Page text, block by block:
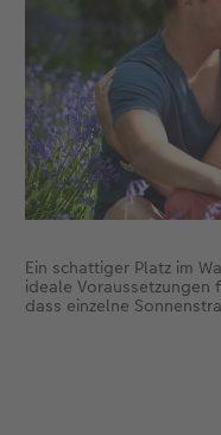
Ein schattiger Platz im
ideale
dass einzelne